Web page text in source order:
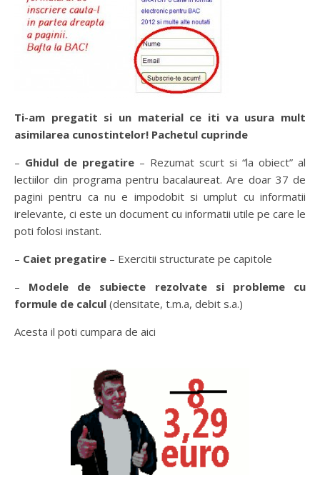
Ti-am pregatit si un material ce iti va usura mult
asimilarea cunostintelor! Pachetul cuprinde
– Ghidul de pregatire – Rezumat scurt si “la obiect” al
lectiilor din programa pentru bacalaureat. Are doar 37 de
pagini pentru ca nu e impodobit si umplut cu informatii
irelevante, ci este un document cu informatii utile pe care le
poti folosi instant.
– Caiet pregatire – Exercitii structurate pe capitole
– Modele de subiecte rezolvate si probleme cu
formule de calcul (densitate, t.m.a, debit s.a.)
Acesta il poti cumpara de aici